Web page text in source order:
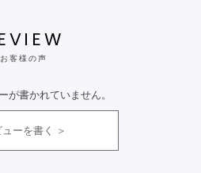
お客様の声
が書かれていません。
ーを書く